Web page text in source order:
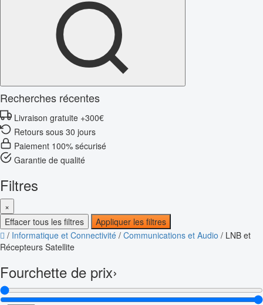
Recherches récentes
Livraison gratuite +300€
Retours sous 30 jours
Paiement 100% sécurisé
Garantie de qualité
Filtres
×
Effacer tous les filtres
Appliquer les filtres
/ Informatique et Connectivité / Communications et Audio / LNB et
Récepteurs Satellite
Fourchette de prix›